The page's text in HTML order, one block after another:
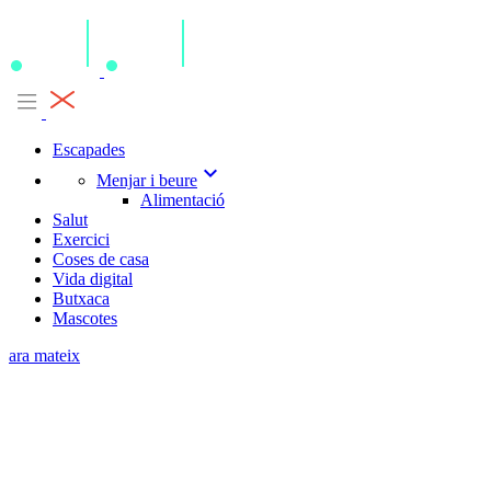
Escapades
Menjar i beure expand_more
Alimentació
Salut
Exercici
Coses de casa
Vida digital
Butxaca
Mascotes
ara mateix